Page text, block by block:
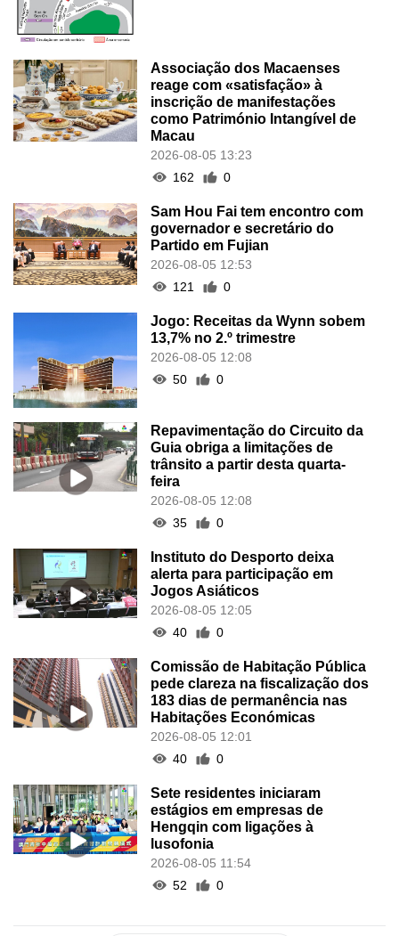
Associação dos Macaenses
reage com «satisfação» à
inscrição de manifestações
como Património Intangível de
Macau
2026-08-05 13:23
162
0
Sam Hou Fai tem encontro com
governador e secretário do
Partido em Fujian
2026-08-05 12:53
121
0
Jogo: Receitas da Wynn sobem
13,7% no 2.º trimestre
2026-08-05 12:08
50
0
Repavimentação do Circuito da
Guia obriga a limitações de
trânsito a partir desta quarta-
feira
2026-08-05 12:08
35
0
Instituto do Desporto deixa
alerta para participação em
Jogos Asiáticos
2026-08-05 12:05
40
0
Comissão de Habitação Pública
pede clareza na fiscalização dos
183 dias de permanência nas
Habitações Económicas
2026-08-05 12:01
40
0
Sete residentes iniciaram
estágios em empresas de
Hengqin com ligações à
lusofonia
2026-08-05 11:54
52
0